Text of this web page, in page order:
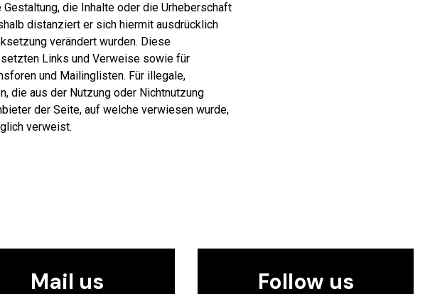
die Inhalte oder die Urheberschaft
distanziert er sich hiermit ausdrücklich
verändert wurden. Diese
Links und Verweise sowie für
und Mailinglisten. Für illegale,
die aus der Nutzung oder Nichtnutzung
der Seite, auf welche verwiesen wurde,
verweist.
Mail us Follow us